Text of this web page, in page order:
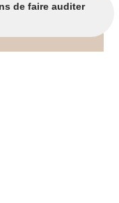
de faire auditer